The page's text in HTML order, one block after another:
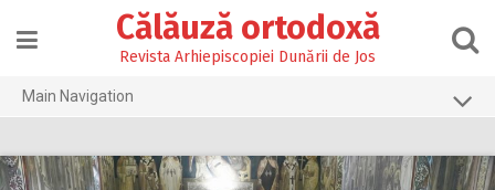
content
Călăuză ortodoxă
Revista Arhiepiscopiei Dunării de Jos
Main Navigation
2026